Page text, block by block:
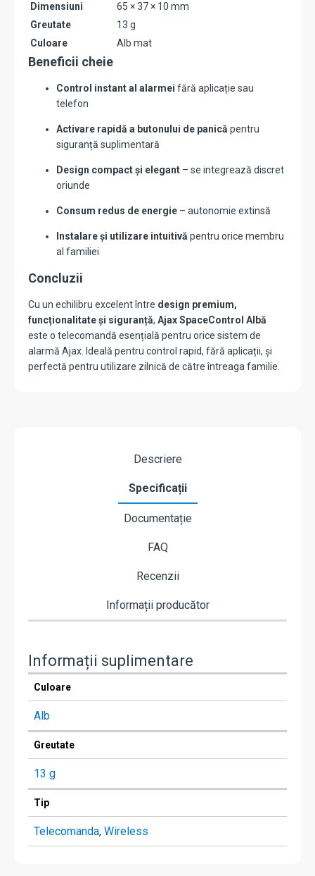
Dimensiuni
65 × 37 × 10 mm
Greutate
13 g
Culoare
Alb mat
Beneficii cheie
Control instant al alarmei fără aplicație sau
telefon
Activare rapidă a butonului de panică pentru
siguranță suplimentară
Design compact și elegant – se integrează discret
oriunde
Consum redus de energie – autonomie extinsă
Instalare și utilizare intuitivă pentru orice membru
al familiei
Concluzii
Cu un echilibru excelent între design premium,
funcționalitate și siguranță, Ajax SpaceControl Albă
este o telecomandă esențială pentru orice sistem de
alarmă Ajax. Ideală pentru control rapid, fără aplicații, și
perfectă pentru utilizare zilnică de către întreaga familie.
Descriere
Specificații
Documentație
FAQ
Recenzii
Informații producător
Informații suplimentare
Culoare
Alb
Greutate
13 g
Tip
Telecomanda, Wireless